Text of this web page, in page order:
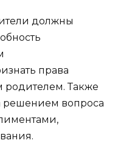
должны
права
родителем. Также
решением вопроса